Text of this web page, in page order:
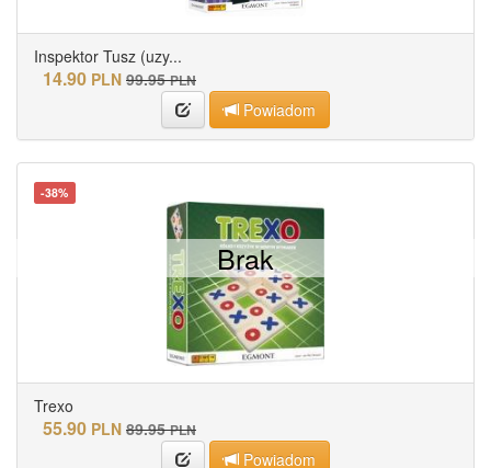
Inspektor Tusz (uzy...
14.90 PLN 99.95 PLN
Powiadom
-38%
Trexo
55.90 PLN 89.95 PLN
Powiadom
Brak